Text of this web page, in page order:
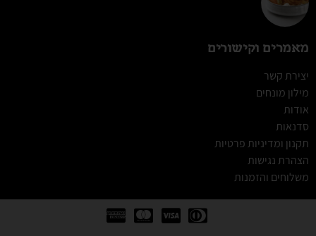
מאמרים וקישורים
יצירת קשר
מילון מונחים
אודות
סדנאות
תקנון ומדיניות פרטיות
הצהרת נגישות
משלוחים והזמנות